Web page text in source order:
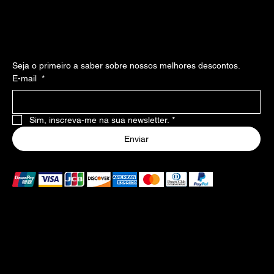
Seja o primeiro a saber sobre nossos melhores descontos.
E-mail *
Sim, inscreva-me na sua newsletter. *
Enviar